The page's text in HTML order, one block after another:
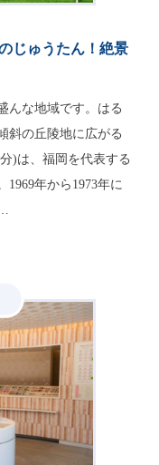
じゅうたん！絶景
んな地域です。はる
斜の丘陵地に広がる
)は、福岡を代表する
年から1973年に